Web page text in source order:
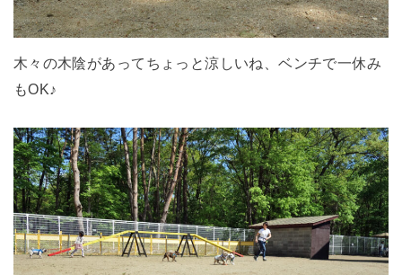
木々の木陰があってちょっと涼しいね、ベンチで一休み
もOK♪